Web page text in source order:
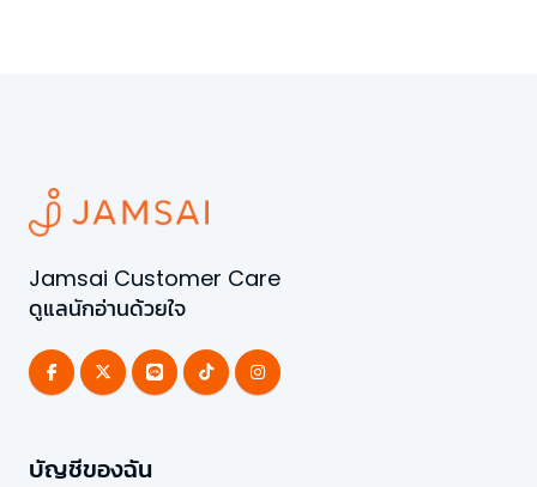
Jamsai Customer Care
ดูแลนักอ่านด้วยใจ
บัญชีของฉัน